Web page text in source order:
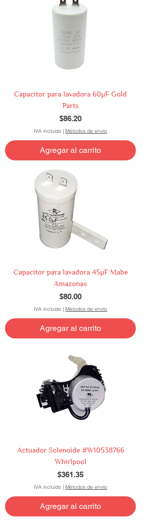
Capacitor para lavadora 60µF Gold
Parts
Precio
$86.20
IVA incluido | Métodos de envío
Agregar al carrito
Capacitor para lavadora 45µF Mabe
Amazonas
Precio
$80.00
IVA incluido | Métodos de envío
Agregar al carrito
Actuador Solenoide #W10538766
Whirlpool
Precio
$361.35
IVA incluido | Métodos de envío
Agregar al carrito